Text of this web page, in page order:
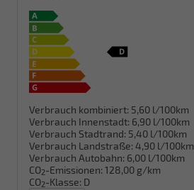
Verbrauch kombiniert: 5,60 l/100km
Verbrauch Innenstadt: 6,90 l/100km
Verbrauch Stadtrand: 5,40 l/100km
Verbrauch Landstraße: 4,90 l/100km
Verbrauch Autobahn: 6,00 l/100km
CO2-Emissionen: 128,00 g/km
CO2-Klasse: D